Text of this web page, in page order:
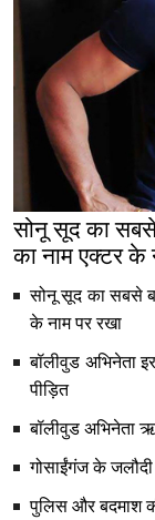
सोनू सूद का सबसे बड़ा अवॉर्ड
का नाम एक्टर के
सोनू सूद का सबसे
के नाम पर रखा
बॉलीवुड अभिनेता
पीड़ित
बॉलीवुड अभिनेता
गोसाईंगंज के
पुलिस और बदमाश